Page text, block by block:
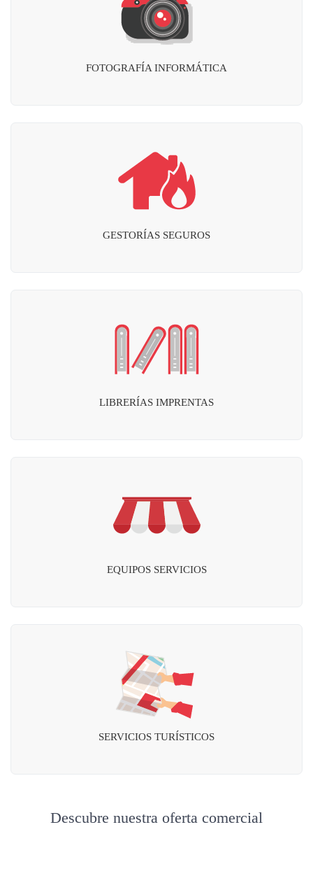
FOTOGRAFÍA INFORMÁTICA
GESTORÍAS SEGUROS
LIBRERÍAS IMPRENTAS
EQUIPOS SERVICIOS
SERVICIOS TURÍSTICOS
Descubre nuestra oferta comercial